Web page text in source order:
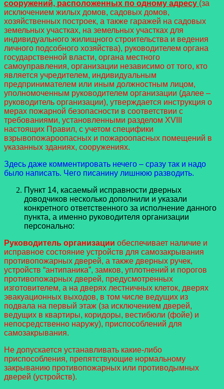
сооружений, расположенных по одному адресу (за
исключением жилых домов, садовых домов,
хозяйственных построек, а также гаражей на садовых
земельных участках, на земельных участках для
индивидуального жилищного строительства и ведения
личного подсобного хозяйства), руководителем органа
государственной власти, органа местного
самоуправления, организации независимо от того, кто
является учредителем, индивидуальным
предпринимателем или иным должностным лицом,
уполномоченным руководителем организации (далее –
руководитель организации), утверждается инструкция о
мерах пожарной безопасности в соответствии с
требованиями, установленными разделом XVIII
настоящих Правил, с учетом специфики
взрывопожароопасных и пожароопасных помещений в
указанных зданиях, сооружениях.
Здесь даже комментировать нечего – сразу так и надо
было написать. Чего писанину лишнюю разводить.
Пункт 14, касаемый исправности дверных
доводчиков несколько дополнили и указали
конкретного ответственного за исполнение данного
пункта, а именно руководителя организации
персонально:
Руководитель организации обеспечивает наличие и
исправное состояние устройств для самозакрывания
противопожарных дверей, а также дверных ручек,
устройств “антипаника”, замков, уплотнений и порогов
противопожарных дверей, предусмотренных
изготовителем, а на дверях лестничных клеток, дверях
эвакуационных выходов, в том числе ведущих из
подвала на первый этаж (за исключением дверей,
ведущих в квартиры, коридоры, вестибюли (фойе) и
непосредственно наружу), приспособлений для
самозакрывания.
Не допускается устанавливать какие-либо
приспособления, препятствующие нормальному
закрыванию противопожарных или противодымных
дверей (устройств).